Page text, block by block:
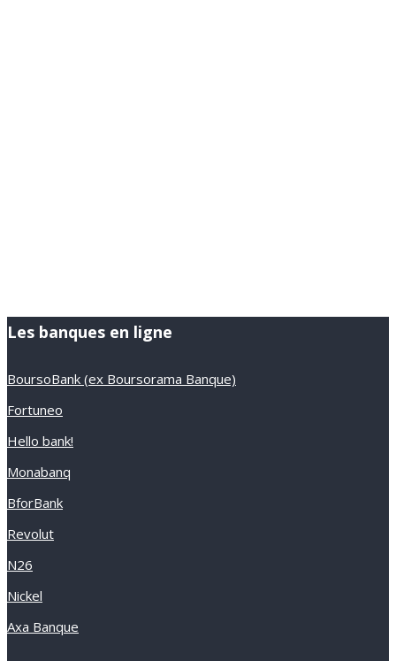
Les banques en ligne
BoursoBank (ex Boursorama Banque)
Fortuneo
Hello bank!
Monabanq
BforBank
Revolut
N26
Nickel
Axa Banque